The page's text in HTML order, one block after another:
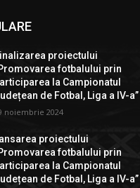
proiectului
fotbalului prin
la Campionatul
de Fotbal, Liga a IV-a”
noiembrie 2024
proiectului
fotbalului prin
la Campionatul
de Fotbal, Liga a IV-a”